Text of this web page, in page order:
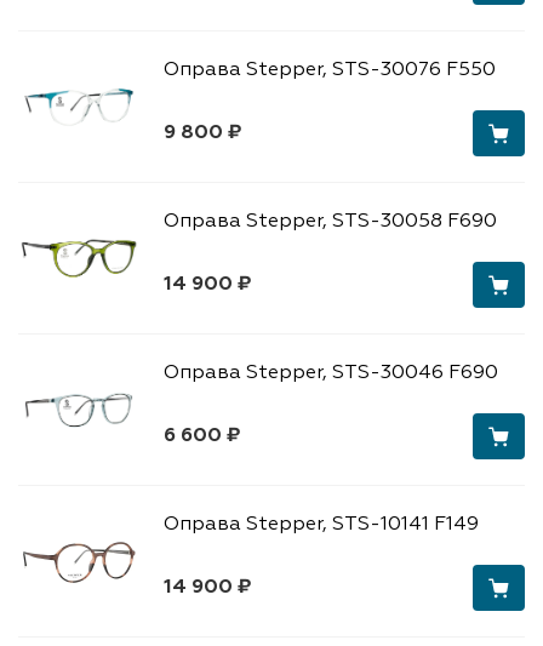
9 800 ₽
Оправа Stepper, STS-30076 F550
14 900 ₽
Оправа Stepper, STS-30058 F690
6 600 ₽
Оправа Stepper, STS-30046 F690
14 900 ₽
Оправа Stepper, STS-10141 F149